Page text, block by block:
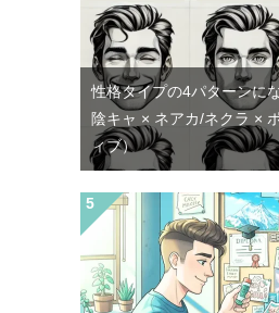
性格タイプの4パターンに
陰キャ × ネアカ/ネクラ ×
ィブ）